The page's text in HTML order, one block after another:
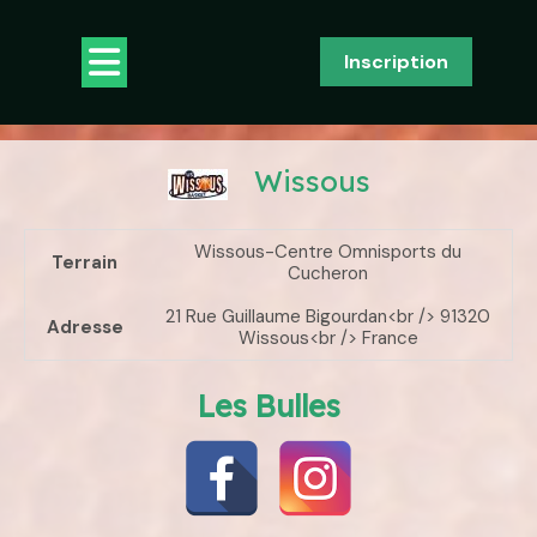
Button
Inscription
Wissous
Terrain
Wissous-Centre Omnisports du
Cucheron
Adresse
21 Rue Guillaume Bigourdan<br /> 91320
Wissous<br /> France
Les Bulles